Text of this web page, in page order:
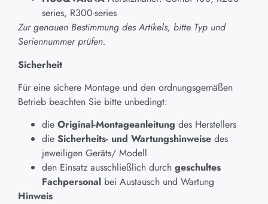
series, R300-series
Zur genauen Bestimmung des Artikels, bitte Typ und
Seriennummer prüfen.
Sicherheit
Für eine sichere Montage und den ordnungsgemäßen
Betrieb beachten Sie bitte unbedingt:
die Original-Montageanleitung des Herstellers
die Sicherheits- und Wartungshinweise des
jeweiligen Geräts/ Modell
den Einsatz ausschließlich durch geschultes
Fachpersonal bei Austausch und Wartung
Hinweis